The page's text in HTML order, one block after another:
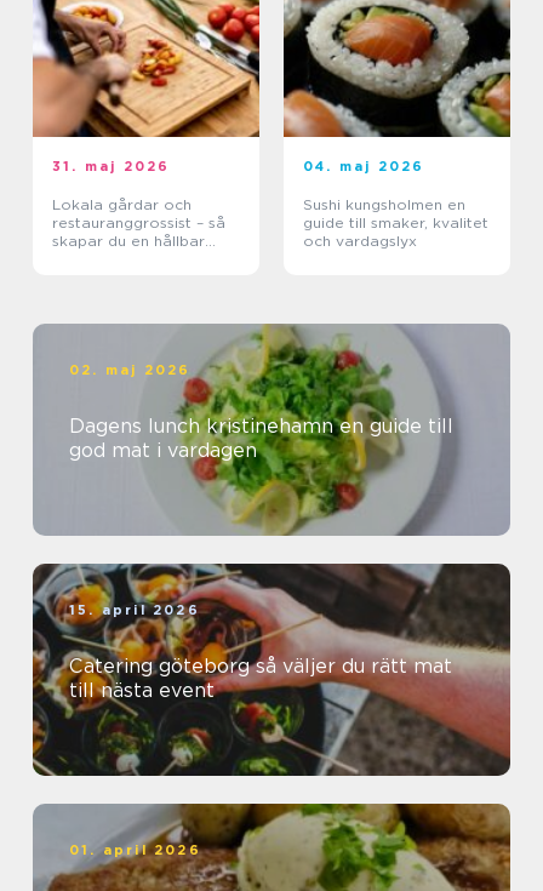
31. maj 2026
Lokala gårdar och
restauranggrossist – så
skapar du en hållbar
04. maj 2026
Sushi kungsholmen en
guide till smaker, kvalitet
och vardagslyx
02. maj 2026
Dagens lunch kristinehamn en guide till
god mat i vardagen
15. april 2026
Catering göteborg så väljer du rätt mat
till nästa event
01. april 2026